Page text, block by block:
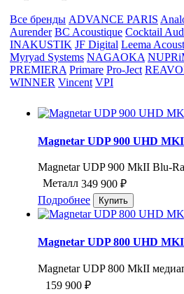
Все бренды ADVANCE PARIS
Aurender BC Acoustique Cocktail
INAKUSTIK JF Digital Leema
Myryad Systems NAGAOKA
PREMIERA Primare Pro-Ject
WINNER Vincent VPI
Magnetar UDP 900 UHD
Magnetar UDP 900 MkII Blu-
Металл 349 900 ₽
Подробнее
Magnetar UDP 800 UHD
Magnetar UDP 800 MkII
159 900 ₽